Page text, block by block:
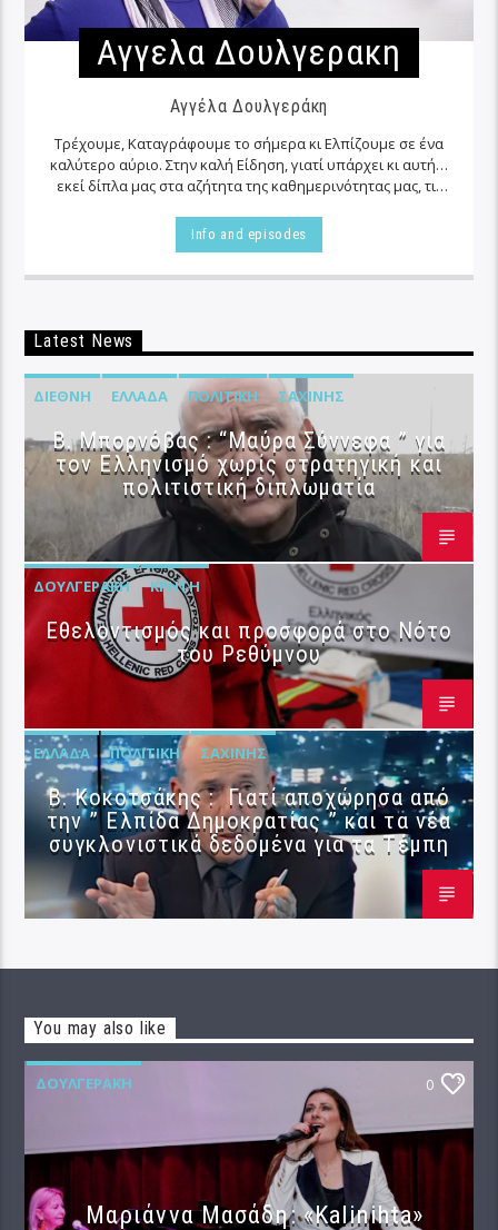
Αγγελα Δουλγερακη
Αγγέλα Δουλγεράκη
Τρέχουμε, Καταγράφουμε το σήμερα κι Ελπίζουμε σε ένα
καλύτερο αύριο. Στην καλή Είδηση, γιατί υπάρχει κι αυτή…
εκεί δίπλα μας στα αζήτητα της καθημερινότητας μας, τις
Info and episodes
Latest News
ΔΙΕΘΝΉ ΕΛΛΆΔΑ ΠΟΛΙΤΙΚΉ ΣΑΧΊΝΗΣ
B. Μπορνόβας : “Μαύρα Σύννεφα ” για
τον Ελληνισμό χωρίς στρατηγική και
πολιτιστική διπλωματία
ΔΟΥΛΓΕΡΆΚΗ ΚΡΉΤΗ
Εθελοντισμός και προσφορά στο Νότο
του Ρεθύμνου
ΕΛΛΆΔΑ ΠΟΛΙΤΙΚΉ ΣΑΧΊΝΗΣ
Β. Κοκοτσάκης : Γιατί αποχώρησα από
την ” Ελπίδα Δημοκρατίας ” και τα νέα
συγκλονιστικά δεδομένα για τα Τέμπη
You may also like
ΔΟΥΛΓΕΡΆΚΗ 0
Μαριάννα Μασάδη: «Kalinihta»